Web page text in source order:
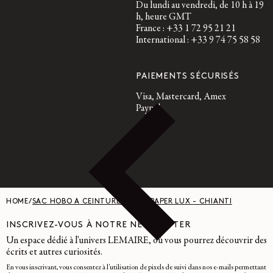
Du lundi au vendredi, de 10 h à 19
h, heure GMT
France : +33 1 72 95 21 21
International : +33 9 74 75 58 58
PAIEMENTS SÉCURISÉS
Visa, Mastercard, Amex
Paypal
HOME/SAC HOBO À CEINTURE - CUIR PAPER LUX - CHIANTI
INSCRIVEZ-VOUS À NOTRE NEWSLETTER
Un espace dédié à l'univers LEMAIRE, où vous pourrez découvrir des
écrits et autres curiosités.
En vous inscrivant, vous consentez à l'utilisation de pixels de suivi dans nos e-mails permettant